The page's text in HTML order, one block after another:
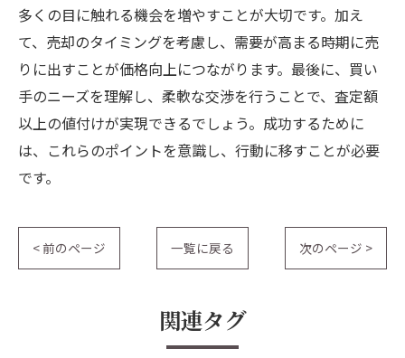
多くの目に触れる機会を増やすことが大切です。加え
て、売却のタイミングを考慮し、需要が高まる時期に売
りに出すことが価格向上につながります。最後に、買い
手のニーズを理解し、柔軟な交渉を行うことで、査定額
以上の値付けが実現できるでしょう。成功するために
は、これらのポイントを意識し、行動に移すことが必要
です。
< 前のページ 一覧に戻る 次のページ >
関連タグ